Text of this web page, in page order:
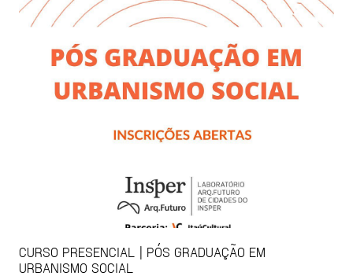
CURSO PRESENCIAL | PÓS GRADUAÇÃO EM
URBANISMO SOCIAL